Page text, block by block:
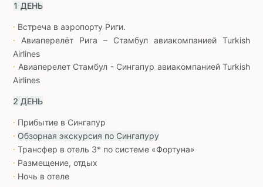
1 ДЕНЬ
∙ Встреча в аэропорту Риги.
∙
Авиаперелёт Рига – Стамбул авиакомпанией Turkish
Airlines
∙ Авиаперелет Стамбул - Сингапур авиакомпанией Turkish
Airlines
2 ДЕНЬ
∙ Прибытие в Сингапур
∙ Обзорная экскурсия по Сингапуру
∙ Трансфер в отель 3* по системе «Фортуна»
∙ Размещение, отдых
∙ Ночь в отеле